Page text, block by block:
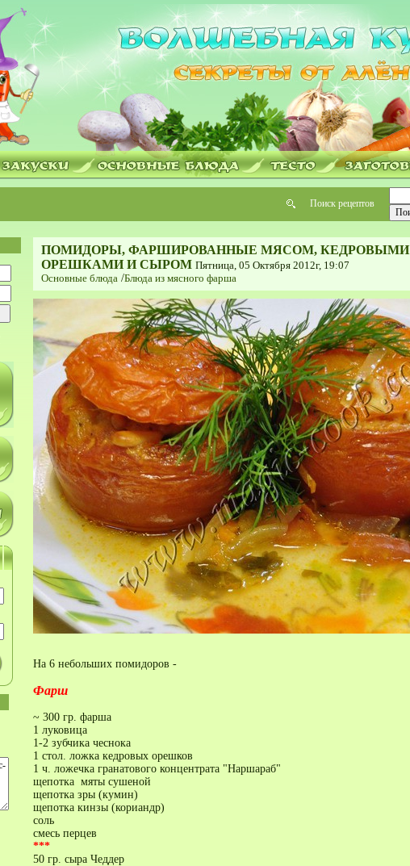
Поиск рецептов
ПОМИДОРЫ, ФАРШИРОВАННЫЕ МЯСОМ, КЕДРОВЫМИ
ОРЕШКАМИ И СЫРОМ Пятница, 05 Октября 2012г, 19:07
Основные блюда/Блюда из мясного фарша
На 6 небольших помидоров -
Фарш
~ 300 гр. фарша
1 луковица
1-2 зубчика чеснока
1 стол. ложка кедровых орешков
1 ч. ложечка гранатового концентрата "Наршараб"
щепотка мяты сушеной
щепотка зры (кумин)
щепотка кинзы (кориандр)
соль
смесь перцев
***
50 гр. сыра Чеддер